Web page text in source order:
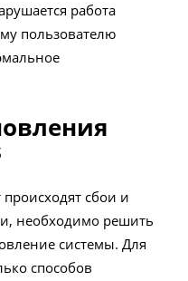
работа
пользователю
сбои и
необходимо решить
системы. Для
способов